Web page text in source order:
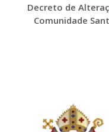
Decreto de
Comunidade